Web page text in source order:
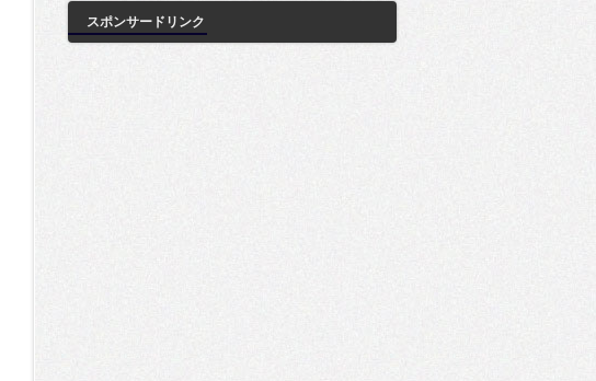
スポンサードリンク